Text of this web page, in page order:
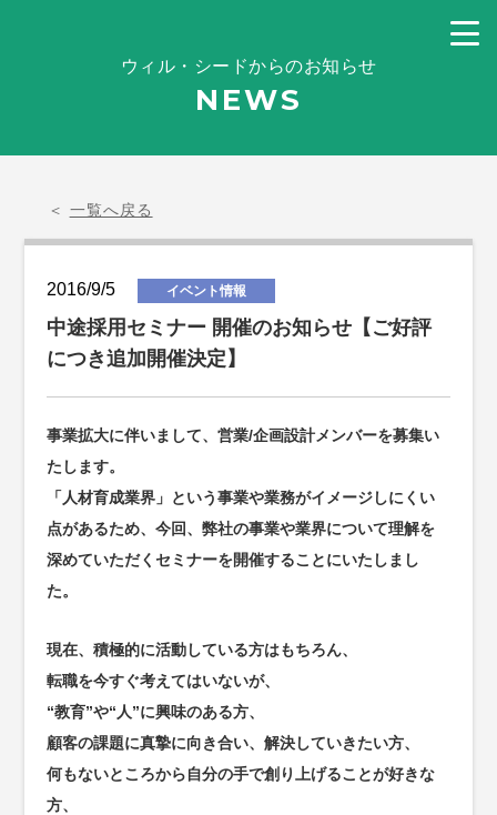
ウィル・シードからのお知らせ
NEWS
＜ 一覧へ戻る
2016/9/5 イベント情報
中途採用セミナー 開催のお知らせ【ご好評
につき追加開催決定】
事業拡大に伴いまして、営業/企画設計メンバーを募集い
たします。
「人材育成業界」という事業や業務がイメージしにくい
点があるため、今回、弊社の事業や業界について理解を
深めていただくセミナーを開催することにいたしまし
た。
現在、積極的に活動している方はもちろん、
転職を今すぐ考えてはいないが、
“教育”や“人”に興味のある方、
顧客の課題に真摯に向き合い、解決していきたい方、
何もないところから自分の手で創り上げることが好きな
方、